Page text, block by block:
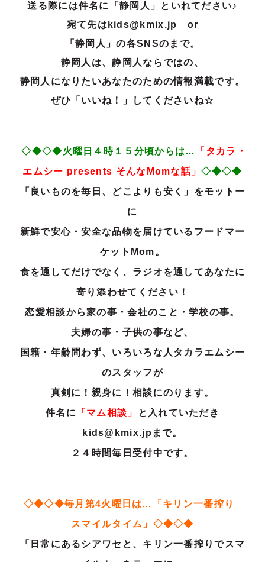
送る際には件名に「静岡人」といれてださい♪
宛て先はkids@kmix.jp or
「静岡人」の各SNSのまで。
静岡人は、静岡人ならではの、
静岡人になりたいあなたのための情報満載です。
ぜひ「いいね！」してくださいね☆
◇◆◇◆火曜日４時１５分頃からは…
「タカラ・
エムシー presents そんな Momな話」◇◆◇◆
「良いものを毎日、どこよりも安く」をモットー
に
新鮮で安心・安全な品物を届けているフードマー
ケットMom。
食を通してだけでなく、ラジオを通してあなたに
寄り添わせてください！
恋愛相談から家の事・会社のこと・学校の事。
夫婦の事・子供の事など、
国籍・年齢問わず、いろいろな人タカラエムシー
のスタッフが
真剣に！親身に！相談にのります。
件名に
「マム相談」
と入れていただき
kids@kmix.jpまで。
２４時間毎日受付中です。
◇◆◇◆毎月第4火曜日は…「キリン一番搾り
スマイルタイム」◇◆◇◆
「日常にあるシアワセと、キリン一番搾りでスマ